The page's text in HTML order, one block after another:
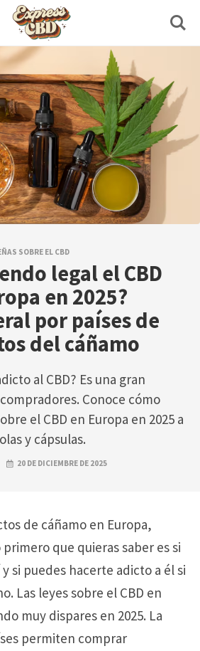
SOBRE EL CBD
legal el CBD
en 2025?
por países de
del cáñamo
al CBD? Es una gran
Conoce cómo
el CBD en Europa en 2025 a
y cápsulas.
20 DE DICIEMBRE DE 2025
de cáñamo en Europa,
que quieras saber es si
si puedes hacerte adicto a él si
Las leyes sobre el CBD en
muy dispares en 2025. La
permiten comprar